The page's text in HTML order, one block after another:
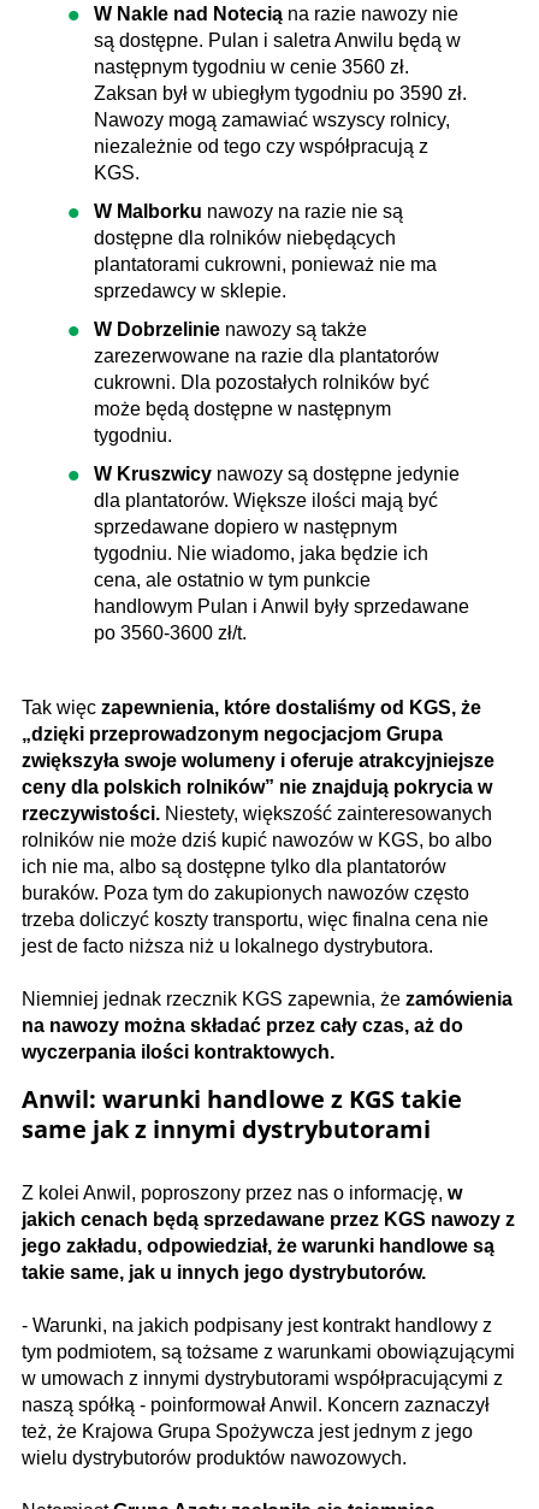
W Nakle nad Notecią na razie nawozy nie
są dostępne. Pulan i saletra Anwilu będą w
następnym tygodniu w cenie 3560 zł.
Zaksan był w ubiegłym tygodniu po 3590 zł.
Nawozy mogą zamawiać wszyscy rolnicy,
niezależnie od tego czy współpracują z
KGS.
W Malborku nawozy na razie nie są
dostępne dla rolników niebędących
plantatorami cukrowni, ponieważ nie ma
sprzedawcy w sklepie.
W Dobrzelinie nawozy są także
zarezerwowane na razie dla plantatorów
cukrowni. Dla pozostałych rolników być
może będą dostępne w następnym
tygodniu.
W Kruszwicy nawozy są dostępne jedynie
dla plantatorów. Większe ilości mają być
sprzedawane dopiero w następnym
tygodniu. Nie wiadomo, jaka będzie ich
cena, ale ostatnio w tym punkcie
handlowym Pulan i Anwil były sprzedawane
po 3560-3600 zł/t.
Tak więc zapewnienia, które dostaliśmy od KGS, że
„dzięki przeprowadzonym negocjacjom Grupa
zwiększyła swoje wolumeny i oferuje atrakcyjniejsze
ceny dla polskich rolników” nie znajdują pokrycia w
rzeczywistości. Niestety, większość zainteresowanych
rolników nie może dziś kupić nawozów w KGS, bo albo
ich nie ma, albo są dostępne tylko dla plantatorów
buraków. Poza tym do zakupionych nawozów często
trzeba doliczyć koszty transportu, więc finalna cena nie
jest de facto niższa niż u lokalnego dystrybutora.
Niemniej jednak rzecznik KGS zapewnia, że zamówienia
na nawozy można składać przez cały czas, aż do
wyczerpania ilości kontraktowych.
Anwil: warunki handlowe z KGS takie
same jak z innymi dystrybutorami
Z kolei Anwil, poproszony przez nas o informację, w
jakich cenach będą sprzedawane przez KGS nawozy z
jego zakładu, odpowiedział, że warunki handlowe są
takie same, jak u innych jego dystrybutorów.
- Warunki, na jakich podpisany jest kontrakt handlowy z
tym podmiotem, są tożsame z warunkami obowiązującymi
w umowach z innymi dystrybutorami współpracującymi z
naszą spółką - poinformował Anwil. Koncern zaznaczył
też, że Krajowa Grupa Spożywcza jest jednym z jego
wielu dystrybutorów produktów nawozowych.